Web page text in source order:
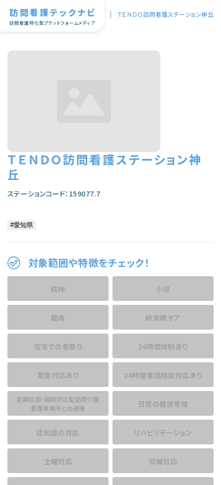
訪問看護テックナビ
訪問看護特化型プラットフォームメディア
TOP | ＴＥＮＤＯ訪問看護ステーション神丘
ＴＥＮＤＯ訪問看護ステーション神
丘
ステーションコード：159077.7
対象範囲や特徴をチェック！
精神 小児
難病 終末期ケア
在宅での看取り 24時間体制あり
緊急対応あり 24時間電話相談対応あり
定期巡回・随時対応型訪問介護
看護事業所との連携
日常の健康管理
認知症の対応 リハビリテーション
土曜対応 日曜対応